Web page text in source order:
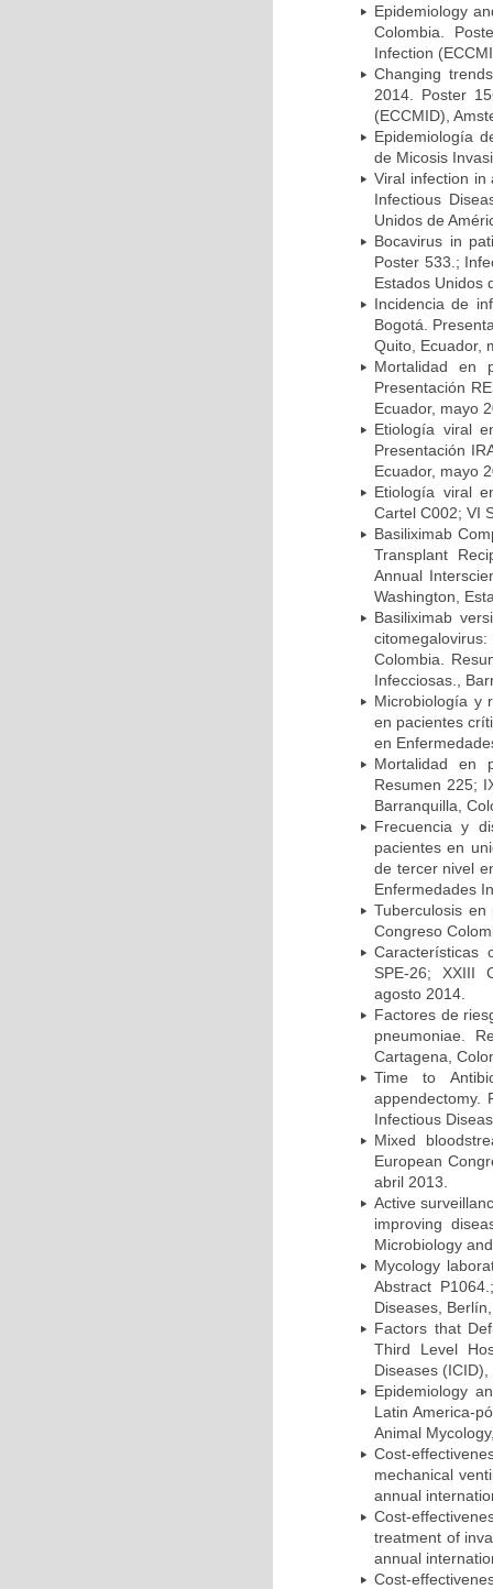
Epidemiology
Colombia.
Infection
Changing
2014. Poster
(ECCMID),
Epidemiología
de Micosis
Viral infection in
Infectious
Unidos de
Bocavirus in
Poster 533.;
Estados Unidos
Incidencia de
Bogotá.
Quito, Ecuador,
Mortalidad en
Presentación
Ecuador, mayo
Etiología viral
Presentación
Ecuador, mayo
Etiología viral
Cartel C002; VI
Basiliximab
Transplant
Annual
Washington,
Basiliximab
Colombia.
Infecciosas.,
Microbiología y
en pacientes
en
Mortalidad en
Resumen 225;
Barranquilla,
Frecuencia y
pacientes en
de tercer nivel
Enfermedades
Tuberculosis
Congreso
Características
SPE-26; XXIII
agosto 2014.
Factores de
pneumoniae.
Cartagena,
Time to
appendectomy.
Infectious
Mixed
European
abril 2013.
Active
improving
Microbiology
Mycology
Abstract
Diseases,
Factors that
Third Level
Diseases
Epidemiology
Latin America-
Animal
Cost-
mechanical
annual
Cost-
treatment of
annual
Cost-